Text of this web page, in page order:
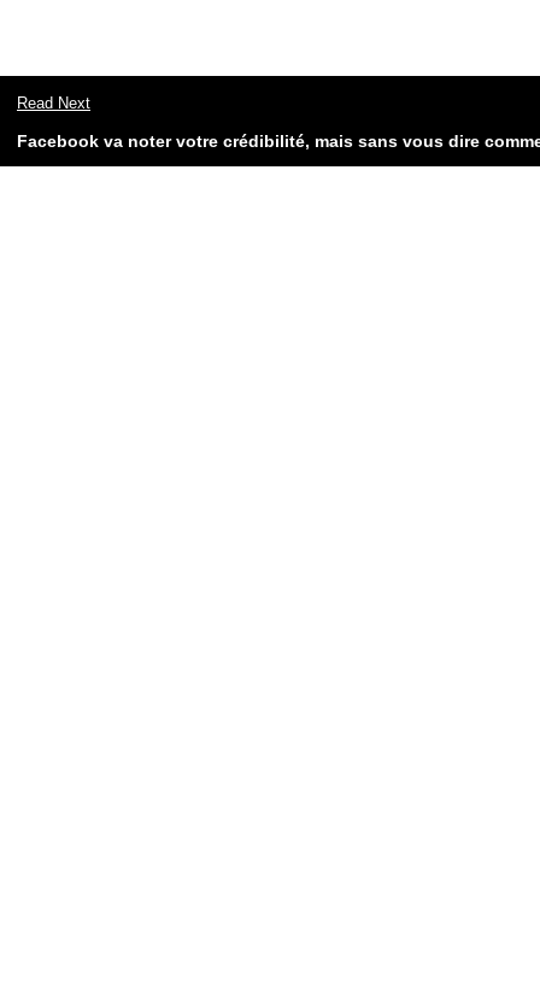
Read Next
Facebook va noter votre crédibilité, mais sans vous dire